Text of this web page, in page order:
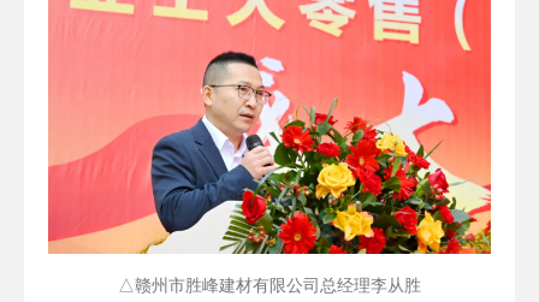
△赣州市胜峰建材有限公司总经理李从胜